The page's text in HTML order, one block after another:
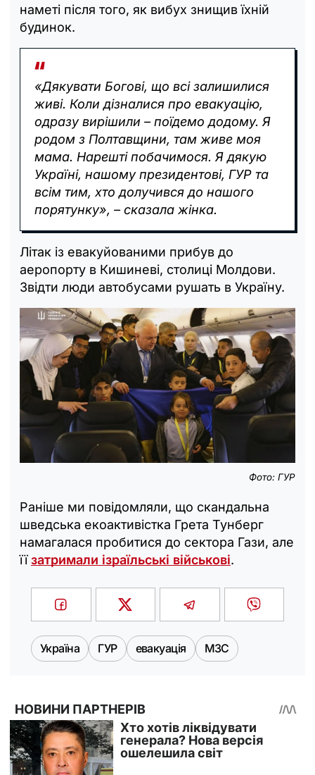
наметі після того, як вибух знищив їхній
будинок.
«Дякувати Богові, що всі залишилися
живі. Коли дізналися про евакуацію,
одразу вирішили – поїдемо додому. Я
родом з Полтавщини, там живе моя
мама. Нарешті побачимося. Я дякую
Україні, нашому президентові, ГУР та
всім тим, хто долучився до нашого
порятунку», – сказала жінка.
Літак із евакуйованими прибув до
аеропорту в Кишиневі, столиці Молдови.
Звідти люди автобусами рушать в Україну.
Фото: ГУР
Раніше ми повідомляли, що скандальна
шведська екоактивістка Грета Тунберг
намагалася пробитися до сектора Гази, але
їїзатримали ізраїльські військові.
Україна ГУР евакуація МЗС